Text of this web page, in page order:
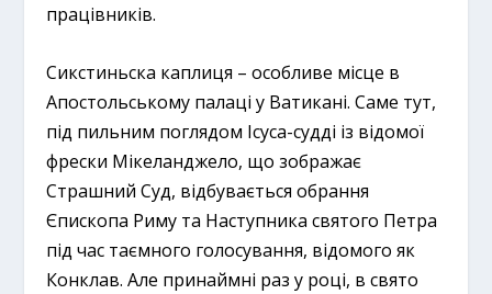
працівників.
Сикстиньска каплиця – особливе місце в
Апостольському палаці у Ватикані. Саме тут,
під пильним поглядом Ісуса-судді із відомої
фрески Мікеланджело, що зображає
Страшний Суд, відбувається обрання
Єпископа Риму та Наступника святого Петра
під час таємного голосування, відомого як
Конклав. Але принаймні раз у році, в свято